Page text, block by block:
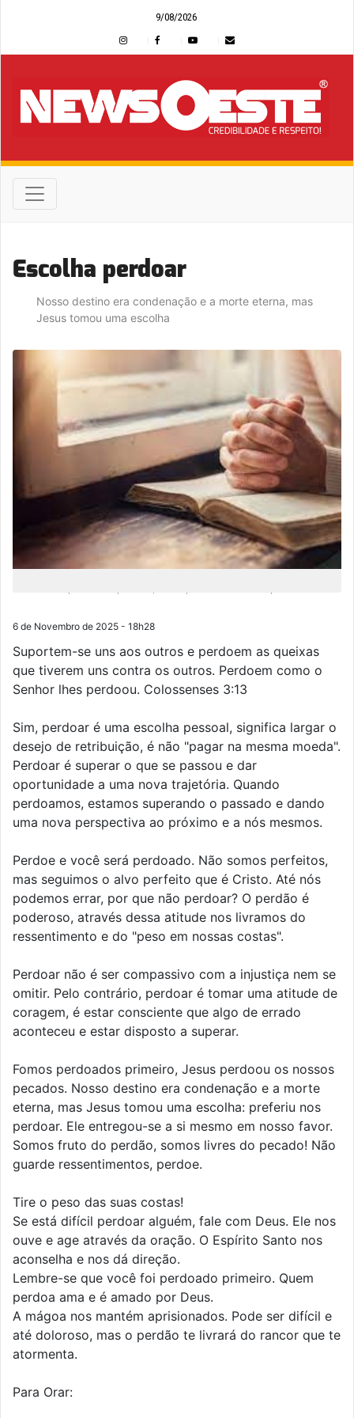
9/08/2026
Escolha perdoar
Nosso destino era condenação e a morte eterna, mas
Jesus tomou uma escolha
6 de Novembro de 2025 - 18h28
Suportem-se uns aos outros e perdoem as queixas
que tiverem uns contra os outros. Perdoem como o
Senhor lhes perdoou. Colossenses 3:13
Sim, perdoar é uma escolha pessoal, significa largar o
desejo de retribuição, é não "pagar na mesma moeda".
Perdoar é superar o que se passou e dar
oportunidade a uma nova trajetória. Quando
perdoamos, estamos superando o passado e dando
uma nova perspectiva ao próximo e a nós mesmos.
Perdoe e você será perdoado. Não somos perfeitos,
mas seguimos o alvo perfeito que é Cristo. Até nós
podemos errar, por que não perdoar? O perdão é
poderoso, através dessa atitude nos livramos do
ressentimento e do "peso em nossas costas".
Perdoar não é ser compassivo com a injustiça nem se
omitir. Pelo contrário, perdoar é tomar uma atitude de
coragem, é estar consciente que algo de errado
aconteceu e estar disposto a superar.
Fomos perdoados primeiro, Jesus perdoou os nossos
pecados. Nosso destino era condenação e a morte
eterna, mas Jesus tomou uma escolha: preferiu nos
perdoar. Ele entregou-se a si mesmo em nosso favor.
Somos fruto do perdão, somos livres do pecado! Não
guarde ressentimentos, perdoe.
Tire o peso das suas costas!
Se está difícil perdoar alguém, fale com Deus. Ele nos
ouve e age através da oração. O Espírito Santo nos
aconselha e nos dá direção.
Lembre-se que você foi perdoado primeiro. Quem
perdoa ama e é amado por Deus.
A mágoa nos mantém aprisionados. Pode ser difícil e
até doloroso, mas o perdão te livrará do rancor que te
atormenta.
Para Orar: